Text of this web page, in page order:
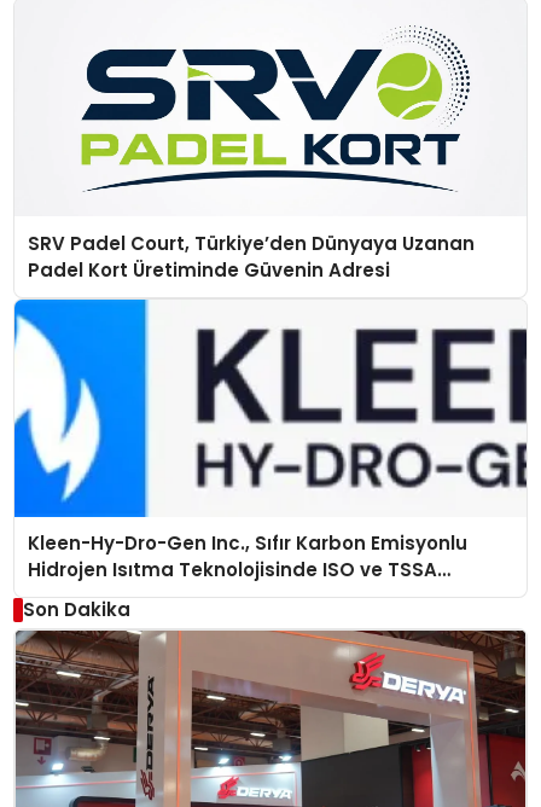
SRV Padel Court, Türkiye’den Dünyaya Uzanan
Padel Kort Üretiminde Güvenin Adresi
Kleen-Hy-Dro-Gen Inc., Sıfır Karbon Emisyonlu
Hidrojen Isıtma Teknolojisinde ISO ve TSSA
Düzenleyici Onaylarını Aldı
Son Dakika